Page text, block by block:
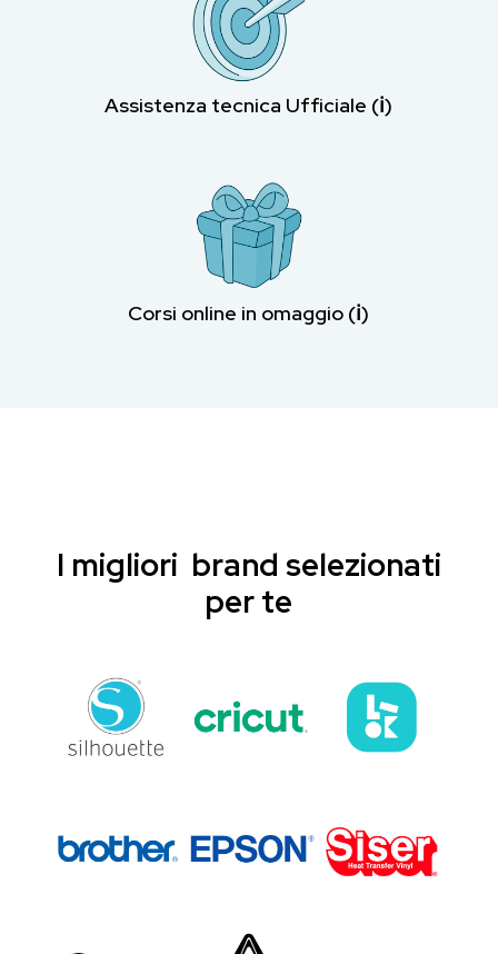
Assistenza tecnica Ufficiale (ℹ︎)
Corsi online in omaggio (ℹ︎)
I migliori brand selezionati
per te